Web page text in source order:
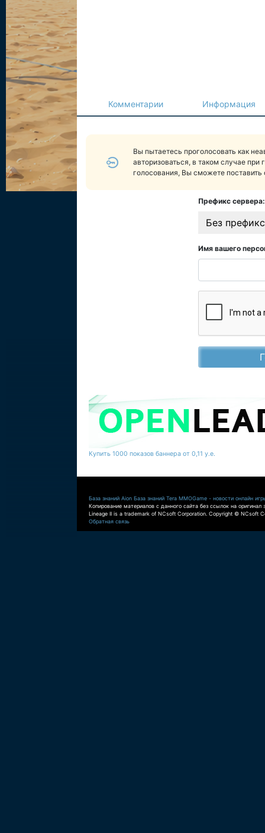
Комментарии Информация
Вы пытаетесь проголосовать как
авторизоваться, в таком случае при
голосования, Вы сможете поставить
Префикс сервера:
Без
Имя вашего
Купить 1000 показов баннера от 0,11 у.е.
База знаний Aion База знаний Tera MMOGame - новости онлайн
Копирование материалов с данного сайта без ссылок на оригинал
Lineage II is a trademark of NCsoft Corporation. Copyright © NCsoft
Обратная связь